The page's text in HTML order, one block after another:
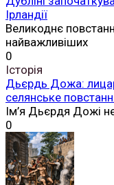
Ірландії
Великоднє
найважливіших
0
Історія
Дьєрдь Дожа:
селянське
Ім’я Дьєрдя Дожі
0